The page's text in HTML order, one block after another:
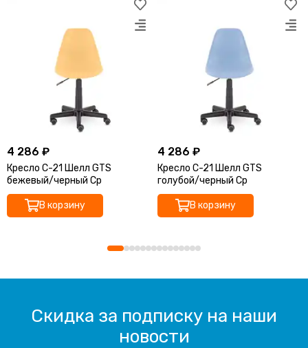
4 286 ₽
Кресло С-21 Шелл GTS
бежевый/черный Ср
В корзину
4 286 ₽
Кресло С-21 Шелл GTS
голубой/черный Ср
В корзину
Скидка за подписку на наши
новости